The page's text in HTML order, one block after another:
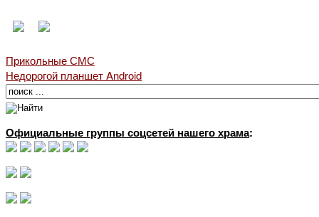
Прикольные СМС
Недорогой планшет Android
Официальные группы соцсетей нашего храма: